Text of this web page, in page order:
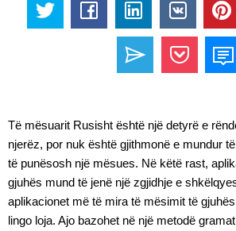
Të mësuarit Rusisht është një detyrë e
njerëz, por nuk është gjithmonë e mundur
të punësosh një mësues. Në këtë rast,
gjuhës mund të jenë një zgjidhje e
aplikacionet më të mira të mësimit të
lingo loja. Ajo bazohet në një metodë